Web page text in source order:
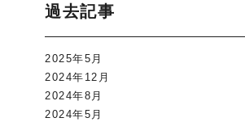
過去記事
2025年5月
2024年12月
2024年8月
2024年5月